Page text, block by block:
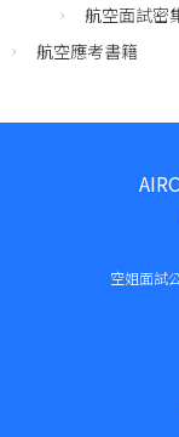
航空面試密
航空應考書籍
空姐面試